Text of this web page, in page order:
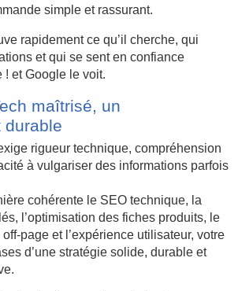
simple et rassurant.
rapidement ce qu’il cherche, qui
et qui se sent en confiance
! et Google le voit.
maîtrisé, un
durable
rigueur technique, compréhension
à vulgariser des informations parfois
cohérente le SEO technique, la
l’optimisation des fiches produits, le
page et l’expérience utilisateur, votre
d’une stratégie solide, durable et